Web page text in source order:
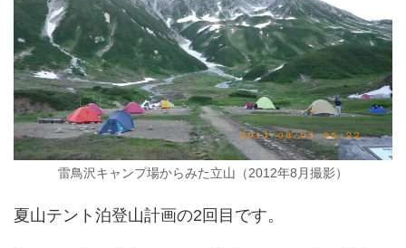
雷鳥沢キャンプ場からみた立山（2012年8月撮影）
夏山テント泊登山計画の2回目です。